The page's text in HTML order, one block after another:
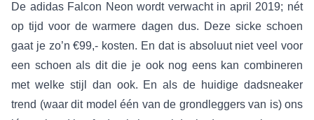
De adidas Falcon Neon wordt verwacht in april 2019; nét
op tijd voor de warmere dagen dus. Deze sicke schoen
gaat je zo’n €99,- kosten. En dat is absoluut niet veel voor
een schoen als dit die je ook nog eens kan combineren
met welke stijl dan ook. En als de huidige dadsneaker
trend (waar dit model één van de grondleggers van is) ons